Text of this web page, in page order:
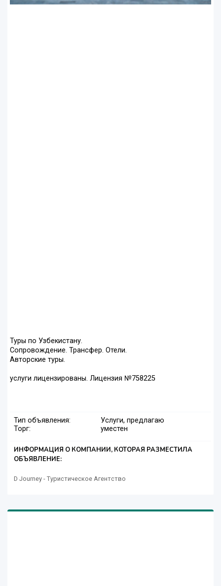
Туры по Узбекистану.
Сопровождение. Трансфер. Отели.
Авторские туры.
услуги лицензированы. Лицензия №758225
Тип объявления:
Услуги, предлагаю
Торг:
уместен
ИНФОРМАЦИЯ О КОМПАНИИ, КОТОРАЯ РАЗМЕСТИЛА
ОБЪЯВЛЕНИЕ:
D Journey - Туристическое Агентство